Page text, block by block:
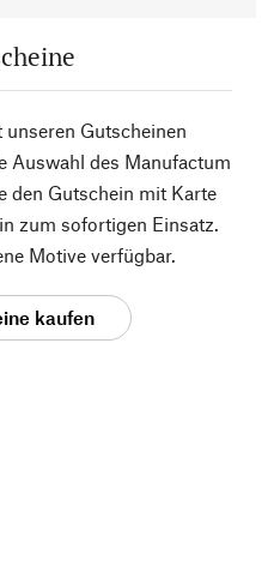
Gutscheinen
Auswahl des Manufactum
den Gutschein mit Karte
zum sofortigen Einsatz.
Motive verfügbar.
kaufen